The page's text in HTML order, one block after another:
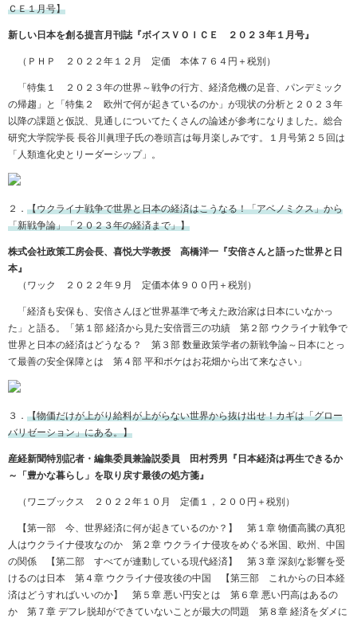
ＣＥ１月号】
新しい日本を創る提言月刊誌『ボイスＶＯＩＣＥ ２０２３年１月号』
（ＰＨＰ ２０２２年１２月 定価 本体７６４円＋税別）
「特集１ ２０２３年の世界～戦争の行方、経済危機の足音、パンデミック
の帰趨」と「特集２ 欧州で何が起きているのか」が現状の分析と２０２３年
以降の課題と仮説、見通しについてたくさんの論述が参考になりました。総合
研究大学院学長 長谷川眞理子氏の巻頭言は毎月楽しみです。１月号第２５回は
「人類進化史とリーダーシップ」。
２． 【ウクライナ戦争で世界と日本の経済はこうなる！「アベノミクス」から
「新戦争論」「２０２３年の経済まで」】
株式会社政策工房会長、喜悦大学教授 高橋洋一『安倍さんと語った世界と日
本』
（ワック ２０２２年９月 定価本体９００円＋税別）
「経済も安保も、安倍さんほど世界基準で考えた政治家は日本にいなかっ
た」と語る。「第１部 経済から見た安倍晋三の功績 第２部 ウクライナ戦争で
世界と日本の経済はどうなる？ 第３部 数量政策学者の新戦争論～日本にとっ
て最善の安全保障とは 第４部 平和ボケはお花畑から出て来なさい」
３． 【物価だけが上がり給料が上がらない世界から抜け出せ！カギは「グロー
バリゼーション」にある。】
産経新聞特別記者・編集委員兼論説委員 田村秀男『日本経済は再生できるか
～「豊かな暮らし」を取り戻す最後の処方箋』
（ワニブックス ２０２２年１０月 定価１，２００円＋税別）
【第一部 今、世界経済に何が起きているのか？】 第１章 物価高騰の真犯
人はウクライナ侵攻なのか 第２章 ウクライナ侵攻をめぐる米国、欧州、中国
の関係 【第二部 すべてが連動している現代経済】 第３章 深刻な影響を受
けるのは日本 第４章 ウクライナ侵攻後の中国 【第三部 これからの日本経
済はどうすればいいのか】 第５章 悪い円安とは 第６章 悪い円高はあるの
か 第７章 デフレ脱却ができていないことが最大の問題 第８章 経済をダメに